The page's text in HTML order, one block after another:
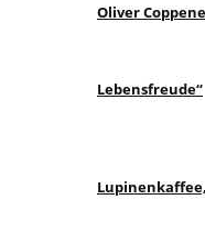
Oliver
Lebensfreude“